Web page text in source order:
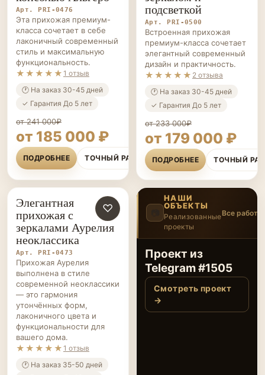
Арт. PRI-0476
Эта прихожая премиум-
класса сочетает в себе
лаконичный современный
стиль и максимальную
функциональность.
★★★★★ 1 отзыв
🕐 На заказ 30-45 дней
✓ Гарантия До 5 лет
от 241 000₽
от 185 000 ₽
ПОДРОБНЕЕ ТОЧНЫЙ РАСЧЁТ
подсветкой
Арт. PRI-0500
Встроенная прихожая
премиум-класса сочетает
элегантный современный
дизайн и практичность.
★★★★★ 2 отзыва
🕐 На заказ 30-45 дней
✓ Гарантия До 5 лет
от 233 000₽
от 179 000 ₽
ПОДРОБНЕЕ ТОЧНЫЙ
ПРИХОЖИЕ НА ЗАКАЗ
♡
Элегантная
прихожая с
зеркалами Аурелия
неоклассика
Арт. PRI-0473
Прихожая Аурелия
выполнена в стиле
современной неоклассики
— это гармония
утончённых форм,
лаконичного цвета и
функциональности для
вашего дома.
★★★★★ 1 отзыв
🕐 На заказ 35-50 дней
НАШИ
ОБЪЕКТЫ
Реализованные
проекты
Все
‹ ›
Проект из
Telegram #1505
Смотреть проект
→